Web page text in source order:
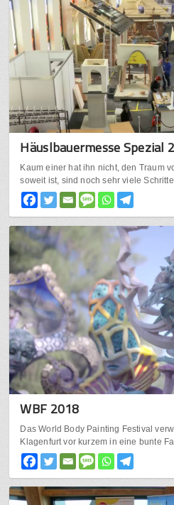
Häuslbauermesse Spezial
Kaum einer hat ihn nicht, den Traum
soweit ist, sind noch sehr viele
WBF 2018
Das World Body Painting Festival
Klagenfurt vor kurzem in eine bunte